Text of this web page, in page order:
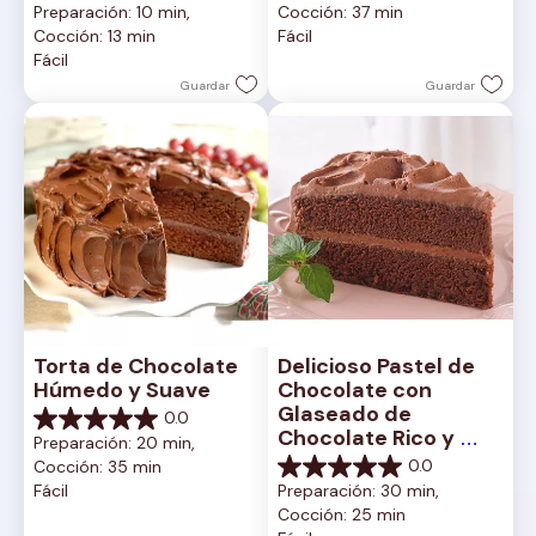
de
5
estrellas.
reseña
Preparación: 10 min,
Cocción: 13 min
Fácil
Guardar
5
estrellas.
Cocción: 37 min
Fácil
Guardar
Torta de Chocolate
Húmedo y Suave
0.0
0.0
de
5
estrellas.
Preparación: 20 min,
Cocción: 35 min
Fácil
Delicioso Pastel de
Chocolate con
Glaseado de
Chocolate Rico y
Cremoso
0.0
0.0
de
5
Preparación: 30 min,
Cocción: 25 min